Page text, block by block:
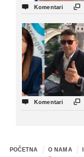
 Komentari 
 Komentari 
POČETNA O NAMA